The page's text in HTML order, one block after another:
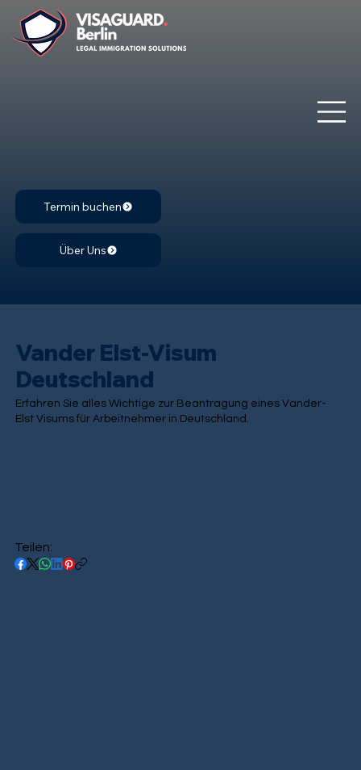
Termin buchen
Über Uns
Vander Elst-Visum
Deutschland
Erfahren Sie alles Wichtige zur Beantragung eines Vander-
Elst Visums für Arbeitnehmer in Deutschland.
Teilen: